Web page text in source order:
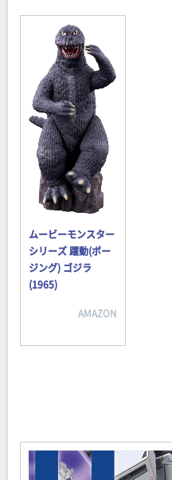
ムービーモンスター
シリーズ 躍動(ポー
ジング) ゴジラ
(1965)
AMAZON